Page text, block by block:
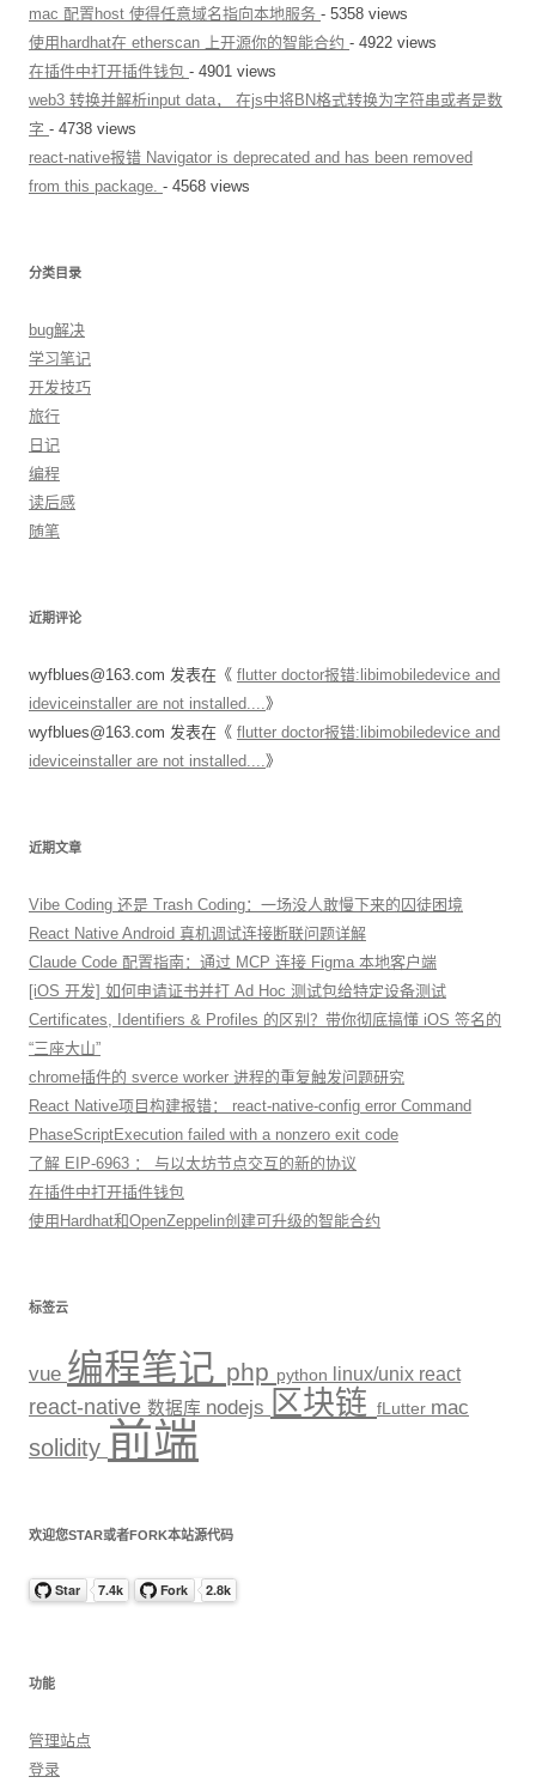
mac 配置host 使得任意域名指向本地服务 - 5358 views
使用hardhat在 etherscan 上开源你的智能合约 - 4922 views
在插件中打开插件钱包 - 4901 views
web3 转换并解析input data， 在js中将BN格式转换为字符串或者是数
字 - 4738 views
react-native报错 Navigator is deprecated and has been removed
from this package. - 4568 views
分类目录
bug解决
学习笔记
开发技巧
旅行
日记
编程
读后感
随笔
近期评论
wyfblues@163.com 发表在《 flutter doctor报错:libimobiledevice and
ideviceinstaller are not installed....》
wyfblues@163.com 发表在《 flutter doctor报错:libimobiledevice and
ideviceinstaller are not installed....》
近期文章
Vibe Coding 还是 Trash Coding：一场没人敢慢下来的囚徒困境
React Native Android 真机调试连接断联问题详解
Claude Code 配置指南：通过 MCP 连接 Figma 本地客户端
[iOS 开发] 如何申请证书并打 Ad Hoc 测试包给特定设备测试
Certificates, Identifiers & Profiles 的区别？带你彻底搞懂 iOS 签名的
“三座大山”
chrome插件的 sverce worker 进程的重复触发问题研究
React Native项目构建报错： react-native-config error Command
PhaseScriptExecution failed with a nonzero exit code
了解 EIP-6963 ： 与以太坊节点交互的新的协议
在插件中打开插件钱包
使用Hardhat和OpenZeppelin创建可升级的智能合约
标签云
vue 编程笔记 php python linux/unix react
react-native 数据库 nodejs 区块链 fLutter mac
solidity 前端
欢迎您STAR或者FORK本站源代码
功能
管理站点
登录